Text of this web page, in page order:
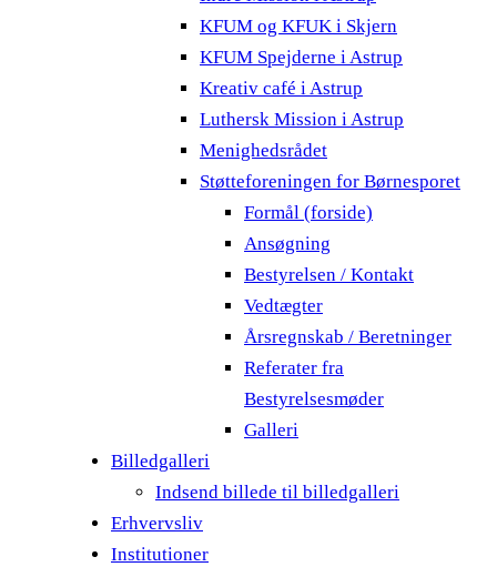
KFUM og KFUK i Skjern
KFUM Spejderne i Astrup
Kreativ café i Astrup
Luthersk Mission i Astrup
Menighedsrådet
Støtteforeningen for Børnesporet
Formål (forside)
Ansøgning
Bestyrelsen / Kontakt
Vedtægter
Årsregnskab / Beretninger
Referater fra
Bestyrelsesmøder
Galleri
Billedgalleri
Indsend billede til billedgalleri
Erhvervsliv
Institutioner